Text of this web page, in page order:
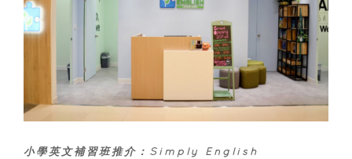
小學英文補習班推介：Simply English